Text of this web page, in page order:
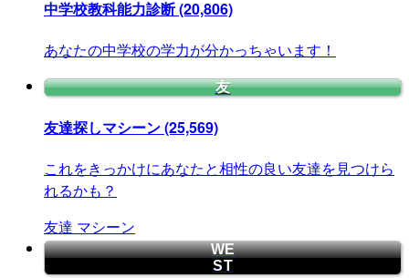
中学校教科能力診断(20,806)
あなたの中学校の学力が分かっちゃいます！
友
友達探しマシーン(25,569)
これをきっかけにあなたと相性の良い友達を見つけら
れるかも？
友達 マシーン
WE
ST